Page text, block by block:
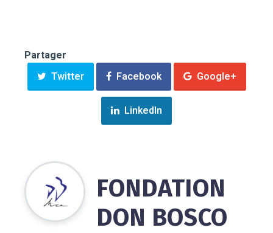
Partager
Twitter
Facebook Google+
LinkedIn
FONDATION
DON BOSCO